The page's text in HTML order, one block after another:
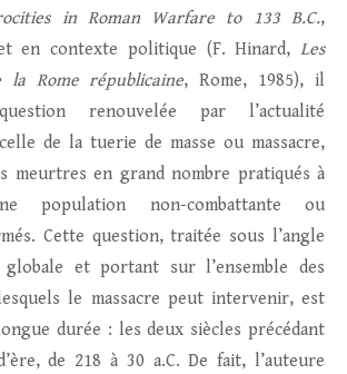
in Roman Warfare to 133 B.C.,
en contexte politique (F. Hinard, Les
la Rome républicaine, Rome, 1985), il
renouvelée par l’actualité
de la tuerie de masse ou massacre,
meurtres en grand nombre pratiqués à
population non-combattante ou
Cette question, traitée sous l’angle
globale et portant sur l’ensemble des
le massacre peut intervenir, est
durée : les deux siècles précédant
de 218 à 30 a.C. De fait, l’auteure